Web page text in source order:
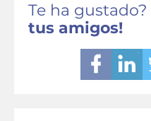
Te ha gustado?
tus amigos!